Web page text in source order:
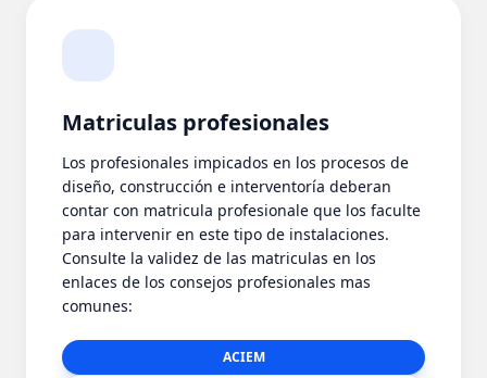
Matriculas profesionales
Los profesionales impicados en los procesos de
diseño, construcción e interventoría deberan
contar con matricula profesionale que los faculte
para intervenir en este tipo de instalaciones.
Consulte la validez de las matriculas en los
enlaces de los consejos profesionales mas
comunes:
ACIEM